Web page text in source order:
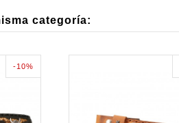
categoría:
-10%